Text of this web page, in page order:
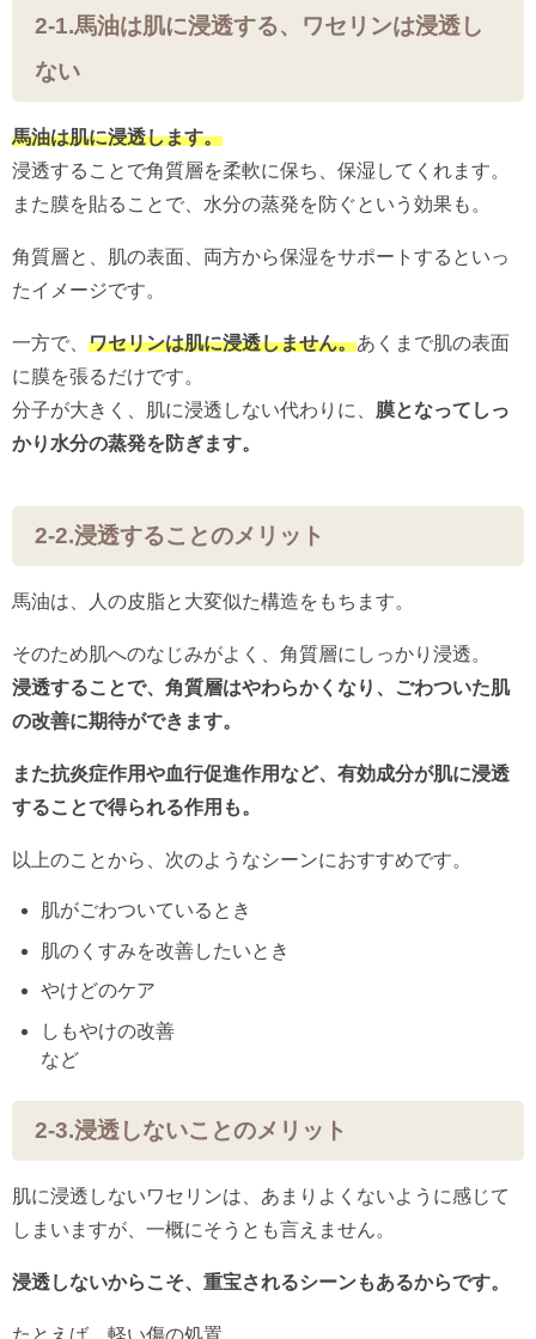
2-1.馬油は肌に浸透する、ワセリンは浸透し
ない
馬油は肌に浸透します。
浸透することで角質層を柔軟に保ち、保湿してくれます。
また膜を貼ることで、水分の蒸発を防ぐという効果も。
角質層と、肌の表面、両方から保湿をサポートするといっ
たイメージです。
一方で、 ワセリンは肌に浸透しません。あくまで肌の表面
に膜を張るだけです。
分子が大きく、肌に浸透しない代わりに、 膜となってしっ
かり水分の蒸発を防ぎます。
2-2.浸透することのメリット
馬油は、人の皮脂と大変似た構造をもちます。
そのため肌へのなじみがよく、角質層にしっかり浸透。
浸透することで、角質層はやわらかくなり、ごわついた肌
の改善に期待ができます。
また抗炎症作用や血行促進作用など、有効成分が肌に浸透
することで得られる作用も。
以上のことから、次のようなシーンにおすすめです。
肌がごわついているとき
肌のくすみを改善したいとき
やけどのケア
しもやけの改善
など
2-3.浸透しないことのメリット
肌に浸透しないワセリンは、あまりよくないように感じて
しまいますが、一概にそうとも言えません。
浸透しないからこそ、重宝されるシーンもあるからです。
たとえば、軽い傷の処置。